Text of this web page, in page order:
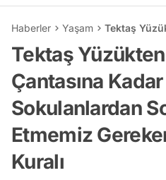
Haberler Yaşam Tektaş
Tektaş
Çantasına
Sokulanlardan
Etmemiz
Kuralı